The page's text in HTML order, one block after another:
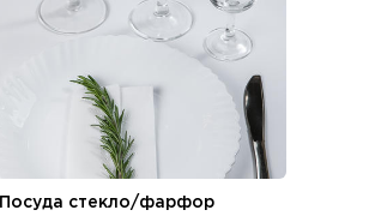
Посуда стекло/фарфор